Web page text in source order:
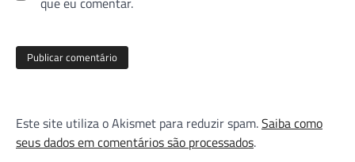
Este site utiliza o Akismet para reduzir spam.Saiba como
seus dados em comentários são processados.